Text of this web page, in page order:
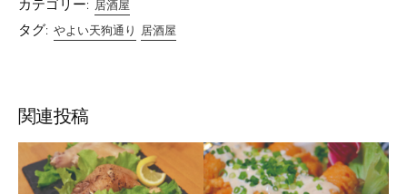
カテゴリー: 居酒屋
タグ: やよい天狗通り 居酒屋
関連投稿